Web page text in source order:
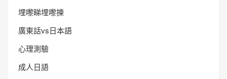
埋嚟睇埋嚟揀
廣東話vs日本語
心理測驗
成人日語